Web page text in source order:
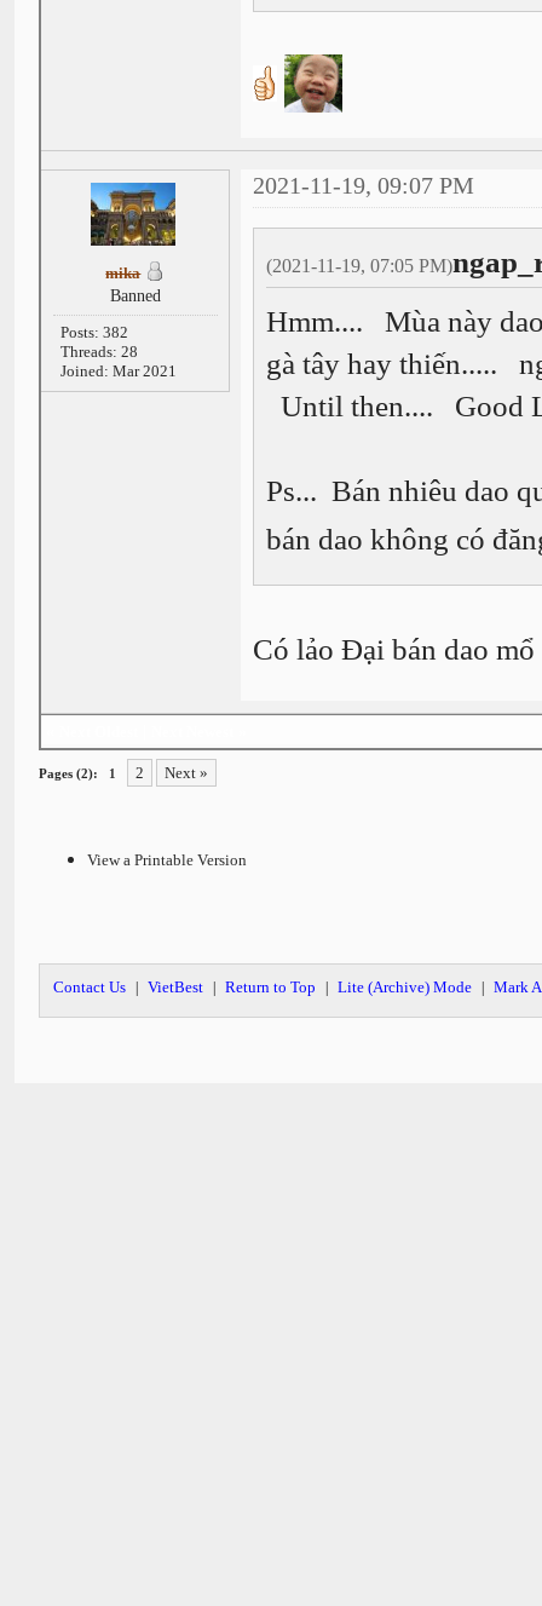
mika
Banned
Posts: 382
Threads: 28
Joined: Mar 2021
2021-11-19, 09:07 PM
(2021-11-19, 07:05 PM)
Hmm.... Mùa này
gà tây hay thiến.....
Until then.... Good
Ps... Bán nhiêu dao
bán dao không có
Có lảo Đại bán dao
Pages (2): 1 2 Next »
View a Printable Version
Contact Us VietBest Return to Top Lite (Archive) Mode Mark